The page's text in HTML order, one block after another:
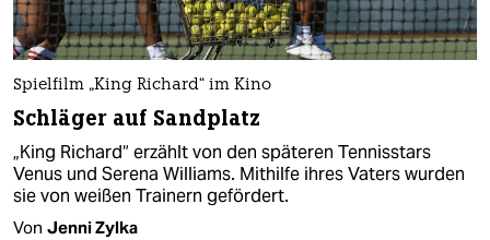
Spielfilm „King Richard“ im Kino
Schläger auf Sandplatz
„King Richard“ erzählt von den späteren Tennisstars
Venus und Serena Williams. Mithilfe ihres Vaters wurden
sie von weißen Trainern gefördert.
Von Jenni Zylka